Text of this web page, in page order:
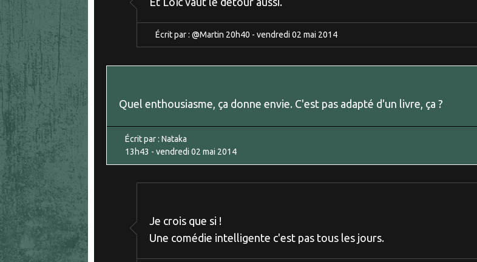
Écrit par : @Martin 20h40 - vendredi 02 mai 2014
Quel enthousiasme, ça donne envie. C'est pas adapté d'un livre, ça ?
Écrit par : Nataka
13h43 - vendredi 02 mai 2014
Je crois que si !
Une comédie intelligente c'est pas tous les jours.